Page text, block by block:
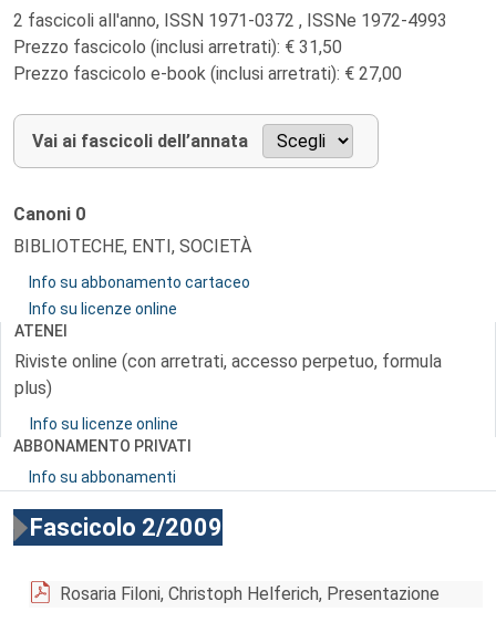
2 fascicoli all'anno, ISSN 1971-0372 , ISSNe 1972-4993
Prezzo fascicolo (inclusi arretrati): € 31,50
Prezzo fascicolo e-book (inclusi arretrati): € 27,00
Vai ai fascicoli dell’annata
Canoni 0
BIBLIOTECHE, ENTI, SOCIETÀ
Info su abbonamento cartaceo
Info su licenze online
ATENEI
Riviste online (con arretrati, accesso perpetuo, formula
plus)
Info su licenze online
ABBONAMENTO PRIVATI
Info su abbonamenti
Fascicolo 2/2009
Rosaria Filoni, Christoph Helferich, Presentazione